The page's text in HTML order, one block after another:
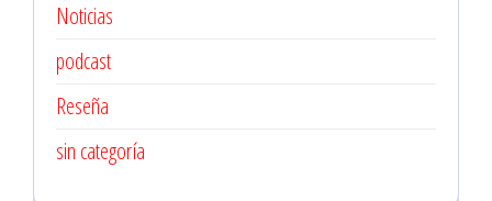
Noticias
podcast
Reseña
sin categoría